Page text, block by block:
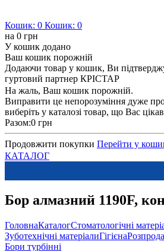
Кошик: 0 Кошик: 0
на 0 грн
У кошик додано
Ваш кошик порожній
Додаючи товар у кошик, Ви
гуртовий партнер КРІСТАР
На жаль, Ваш кошик порожній.
Виправити це непорозуміння дуже
виберіть у каталозі товар, що Вас
Разом:0 грн
Продовжити покупки Перейти у
КАТАЛОГ
Бор алмазний 1190F,
ГоловнаКаталогСтоматологічні
Зуботехнічні матеріалиГігієна
Бори турбінні